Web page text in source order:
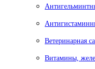
Ветеринарная
Витамины,